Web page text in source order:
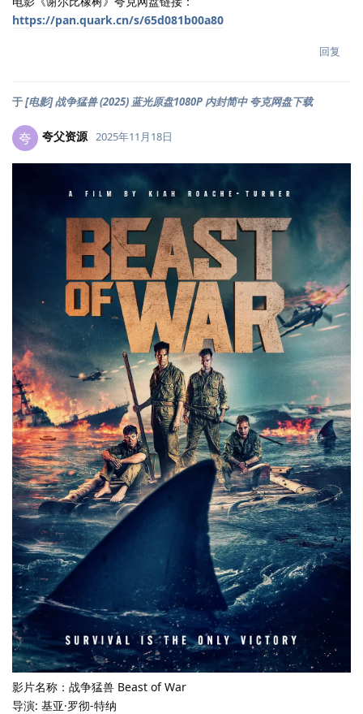
https://pan.quark.cn/s/65d081b00a80
回复
于[电影] 战争猛兽 (2025) 蓝光原盘1080P 内封简中 夸克网盘下载
夸 夸父资源 2025年11月18日
影片名称：战争猛兽 Beast of War
导演: 基亚·罗彻-特纳